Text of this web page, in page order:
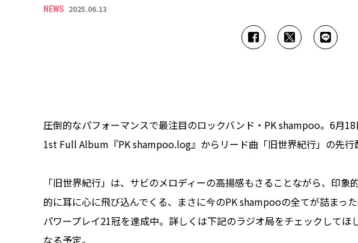
NEWS 2025.06.13
圧倒的なパフォーマンスで最注目のロックバンド・PK shampoo。6月
1st Full Album『PK shampoo.log』からリード曲「旧世界紀行」の先行
「旧世界紀行」は、サビのメロディーの高揚感もさることながら、印
的に耳に心に飛び込んでくる、まさに今のPK shampooの全てが詰まっ
パワープレイ21冠を達成中。詳しくは下記のラジオ局をチェックしてほ
なる予定。